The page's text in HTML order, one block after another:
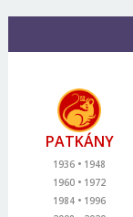
PATKÁNY
1936
1948
1960
1972
1984
1996